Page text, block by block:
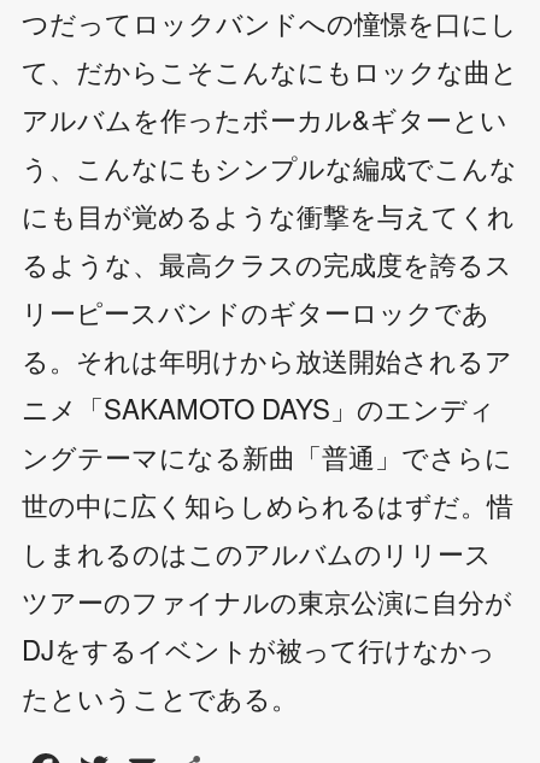
つだってロックバンドへの憧憬を口にし
て、だからこそこんなにもロックな曲と
アルバムを作ったボーカル&ギターとい
う、こんなにもシンプルな編成でこんな
にも目が覚めるような衝撃を与えてくれ
るような、最高クラスの完成度を誇るス
リーピースバンドのギターロックであ
る。それは年明けから放送開始されるア
ニメ「SAKAMOTO DAYS」のエンディ
ングテーマになる新曲「普通」でさらに
世の中に広く知らしめられるはずだ。惜
しまれるのはこのアルバムのリリース
ツアーのファイナルの東京公演に自分が
DJをするイベントが被って行けなかっ
たということである。